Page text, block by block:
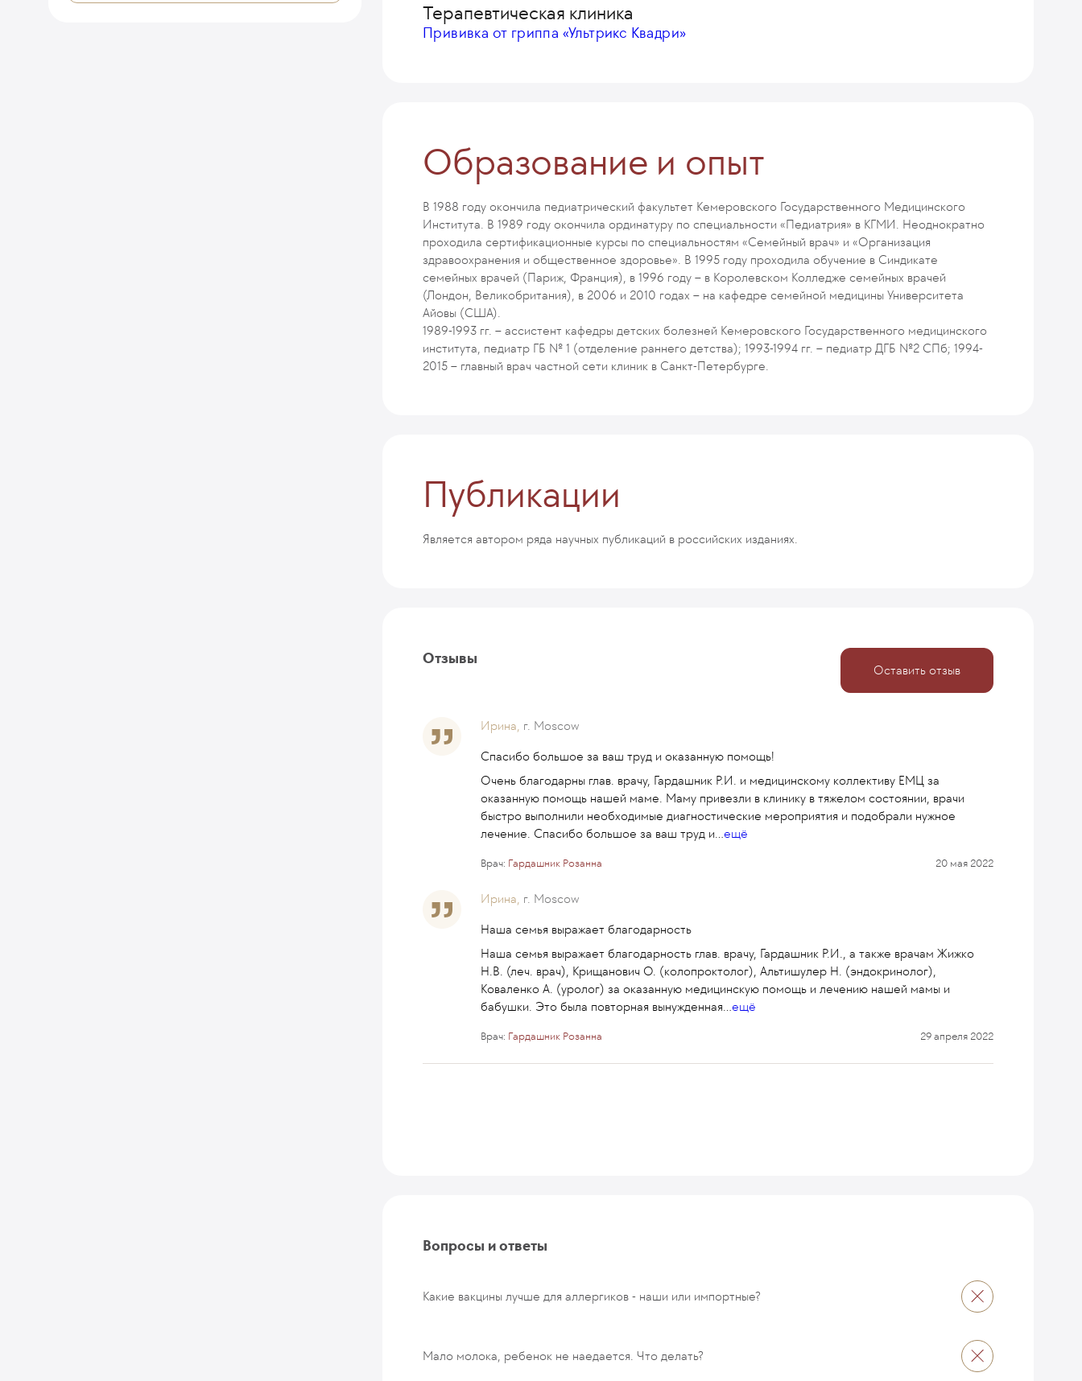
Терапевтическая клиника
Прививка от гриппа «Ультрикс Квадри»
Образование и опыт
В 1988 году окончила педиатрический факультет Кемеровского Государственного Медицинского
Института. В 1989 году окончила ординатуру по специальности «Педиатрия» в КГМИ. Неоднократно
проходила сертификационные курсы по специальностям «Семейный врач» и «Организация
здравоохранения и общественное здоровье». В 1995 году проходила обучение в Синдикате
семейных врачей (Париж, Франция), в 1996 году – в Королевском Колледже семейных врачей
(Лондон, Великобритания), в 2006 и 2010 годах – на кафедре семейной медицины Университета
Айовы (США).
1989-1993 гг. – ассистент кафедры детских болезней Кемеровского Государственного медицинского
института, педиатр ГБ № 1 (отделение раннего детства); 1993-1994 гг. – педиатр ДГБ №2 СПб; 1994-
2015 – главный врач частной сети клиник в Санкт-Петербурге.
Публикации
Является автором ряда научных публикаций в российских изданиях.
Отзывы
Оставить отзыв
Ирина, г. Moscow
Спасибо большое за ваш труд и оказанную помощь!
Очень благодарны глав. врачу, Гардашник Р.И. и медицинскому коллективу ЕМЦ за
оказанную помощь нашей маме. Маму привезли в клинику в тяжелом состоянии, врачи
быстро выполнили необходимые диагностические мероприятия и подобрали нужное
лечение. Спасибо большое за ваш труд и
ещё
Врач: Гардашник Розанна 20 мая 2022
Ирина, г. Moscow
Наша семья выражает благодарность
Наша семья выражает благодарность глав. врачу, Гардашник Р.И., а также врачам Жижко
Н.В. (леч. врач), Крищанович О. (колопроктолог), Альтишулер Н. (эндокринолог),
Коваленко А. (уролог) за оказанную медицинскую помощь и лечению нашей мамы и
бабушки. Это была повторная вынужденная
ещё
Врач: Гардашник Розанна 29 апреля 2022
Вопросы и ответы
Какие вакцины лучше для аллергиков - наши или импортные?
Мало молока, ребенок не наедается. Что делать?